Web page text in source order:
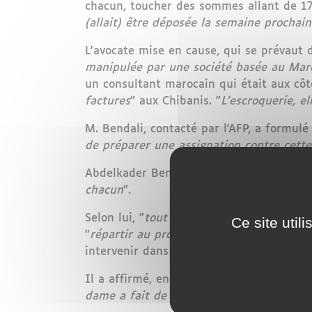
chacun, toucher des sommes allant de
(allait) être déposée la semaine
L'avocate mise en cause, qui se prévaut
manipulée par une société basée au
un consultant marocain qui était aux
factures" aux Chibanis. "L'escroquerie,
M. Bendali, contacté par l'AFP, a
de préparer une assignation contre
Abdelkader Bendali a assuré avoir, "
chacun".
Selon lui, "tout au début " de la
"répartir au prorata entre les différents
intervenir dans le dossier, il lui avait "
Il a affirmé, en outre, que " Mme de
dame a fait de la figuration et elle
Ce site